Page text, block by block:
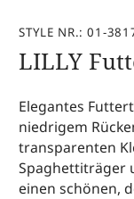
STYLE NR.: 01-
LILLY
Elegantes
niedrigem
transparenten
Spaghettiträger
einen schönen,